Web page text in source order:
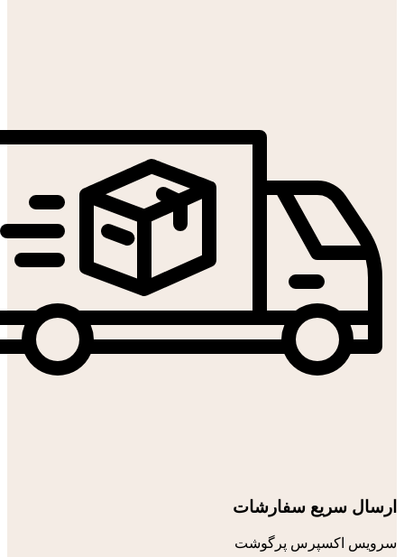
ارسال سریع سفارشات
سرویس اکسپرس پرگوشت